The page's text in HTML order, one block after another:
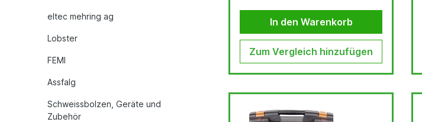
eltec mehring ag
Lobster
FEMI
Assfalg
Schweissbolzen, Geräte und
Zubehör
In den Warenkorb
Zum Vergleich hinzufügen